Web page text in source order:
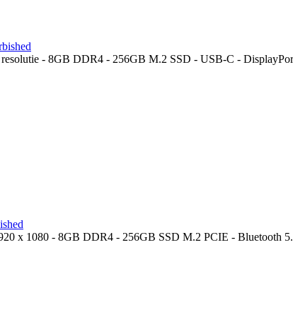
- 8GB DDR4 - 256GB M.2 SSD - USB-C -
x 1080 - 8GB DDR4 - 256GB SSD M.2 PCIE - Bluetooth